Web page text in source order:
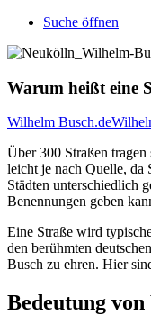
Suche öffnen
Warum heißt eine
Wilhelm Busch.de
Über 300 Straßen
leicht je nach Quelle, da
Städten unterschiedlich
Benennungen geben
Eine Straße wird
den berühmten
Busch zu ehren. Hier
Bedeutung